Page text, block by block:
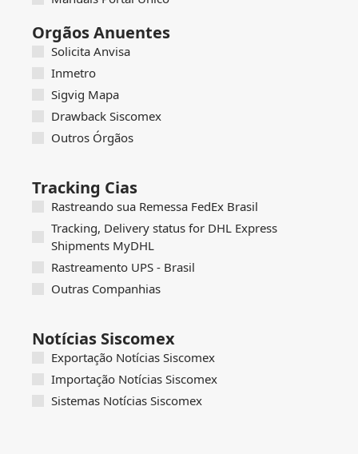
Orgãos Anuentes
Solicita Anvisa
Inmetro
Sigvig Mapa
Drawback Siscomex
Outros Órgãos
Tracking Cias
Rastreando sua Remessa FedEx Brasil
Tracking, Delivery status for DHL Express
Shipments MyDHL
Rastreamento UPS - Brasil
Outras Companhias
Notícias Siscomex
Exportação Notícias Siscomex
Importação Notícias Siscomex
Sistemas Notícias Siscomex